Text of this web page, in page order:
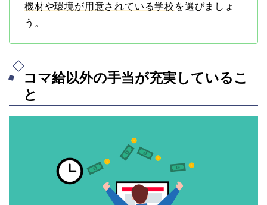
機材や環境が用意されている学校 を選びましょ
う。
コマ給以外の手当が充実しているこ
と